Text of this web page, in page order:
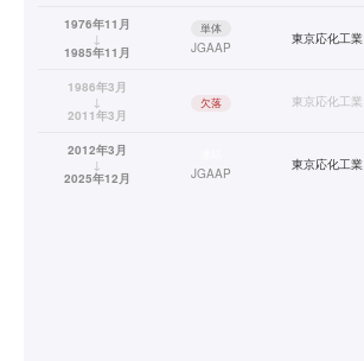
1976年11月
↓
1985年11月
単体
JGAAP
東京応化工業
1986年3月
↓
2011年3月
欠落 東京応化工業
2012年3月
↓
2025年12月
JGAAP
東京応化工業